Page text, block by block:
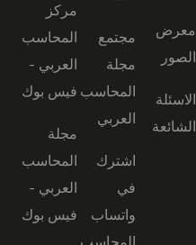
معرض
الصور
الاسئلة
الشائعة
مجتمع
مجلة
المحاسب
العربي
اشترك
في
واتساب
مركز
المحاسب
العربي -
فيس بوك
مجلة
المحاسب
العربي -
فيس بوك